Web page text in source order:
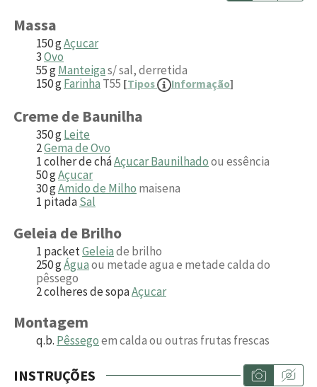
Massa
150gAçucar
3Ovo
55gManteigas/ sal, derretida
150gFarinha T55 [Tipos Informação]
Creme de Baunilha
350gLeite
2Gema de Ovo
1colher de cháAçucar Baunilhadoou essência
50gAçucar
30gAmido de Milho maisena
1 pitadaSal
Geleia de Brilho
1 packetGeleiade brilho
250gÁguaou metade agua e metade calda do
pêssego
2colheres de sopaAçucar
Montagem
q.b. Pêssegoem calda ou outras frutas frescas
INSTRUÇÕES